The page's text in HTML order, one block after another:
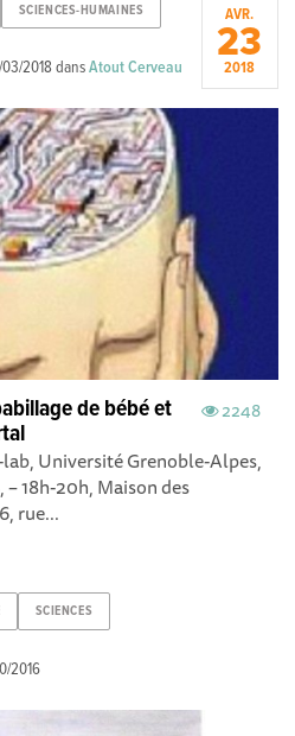
SCIENCES-HUMAINES
2018 dansAtout Cerveau
AVR.
23
2018
2248
de bébé et
lab, Université Grenoble-Alpes,
18h-20h, Maison des
rue...
SCIENCES
2016